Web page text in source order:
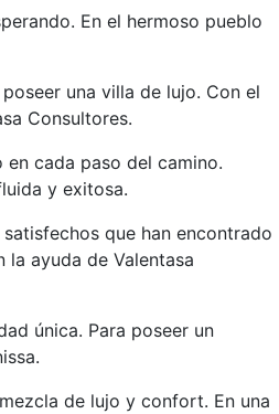
En el hermoso pueblo
una villa de lujo. Con el
Consultores.
cada paso del camino.
y exitosa.
que han encontrado
la ayuda de Valentasa
única. Para poseer un
de lujo y confort. En una